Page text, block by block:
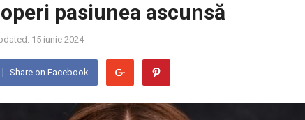
pasiunea ascunsă
15 iunie 2024
Share on Facebook